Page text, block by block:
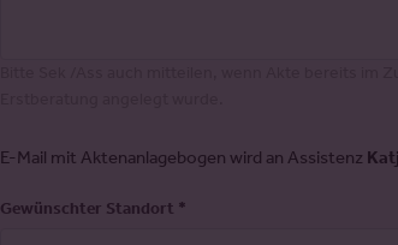
E-Mail mit Aktenanlagebogen wird an Assistenz
Gewünschter Standort *